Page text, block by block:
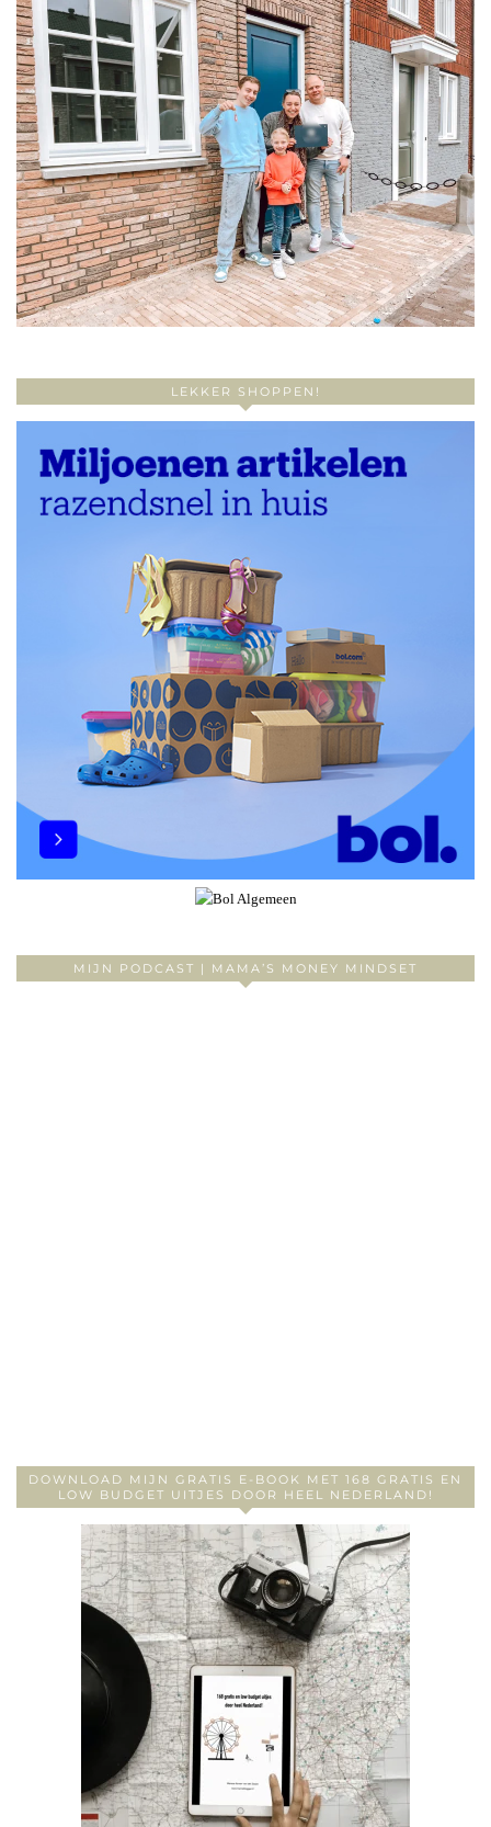
LEKKER SHOPPEN!
MIJN PODCAST | MAMA’S MONEY MINDSET
DOWNLOAD MIJN GRATIS E-BOOK MET 168 GRATIS EN
LOW BUDGET UITJES DOOR HEEL NEDERLAND!